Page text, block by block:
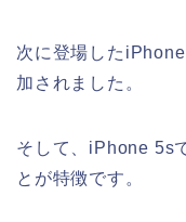
次に登場した
加されました。
そして、iPhone 5s
とが特徴です。